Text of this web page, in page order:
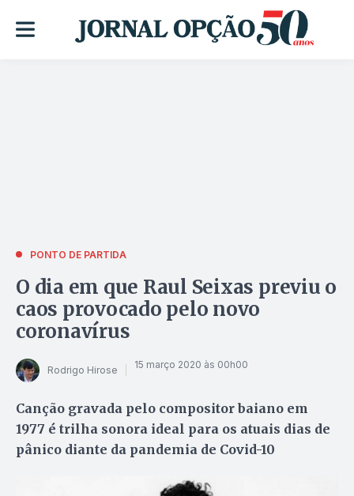
PONTO DE PARTIDA
O dia em que Raul Seixas previu o
caos provocado pelo novo
coronavírus
Rodrigo Hirose 15 março 2020 às 00h00
Canção gravada pelo compositor baiano em
1977 é trilha sonora ideal para os atuais dias de
pânico diante da pandemia de Covid-10